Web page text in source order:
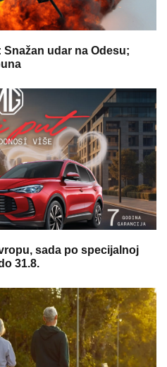
udar na Odesu;
sada po specijalnoj
31.8.